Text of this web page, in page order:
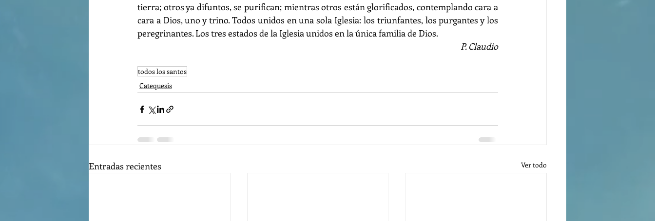
tierra; otros ya difuntos, se purifican; mientras otros están glorificados, contemplando cara a
cara a Dios, uno y trino. Todos unidos en una sola Iglesia: los triunfantes, los purgantes y los
peregrinantes. Los tres estados de la Iglesia unidos en la única familia de Dios.
P. Claudio
todos los santos
Catequesis
Entradas recientes Ver todo